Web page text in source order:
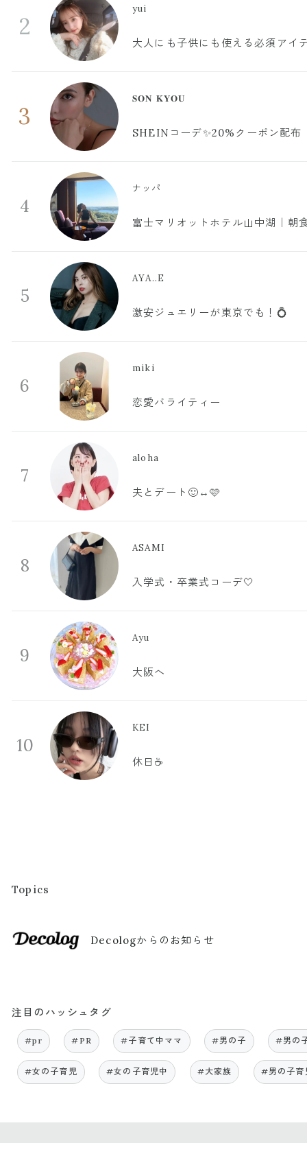
2
yui
大人にも子供にも使える必須アイ
3
𝐒𝐎𝐍 𝐊𝐘𝐎𝐔
SHEINコーデ✨20%クーポン配布
4
ナッパ
富士マリオットホテル山中湖｜朝
5
AYA..E
激安ジュエリーが東京でも！💍
6
miki
恋愛バライティー
7
aloha
夫とデート🙂‍↔️🩷
8
ASAMI
入学式・卒業式コーデ🤍
9
Ayu
大阪へ
10
KEI
休日☕️
Topics
Decologからのお知らせ
注目のハッシュタグ
#pr #PR #子育て中ママ #男の子 #男の
#女の子育児 #女の子育児中 #大家族 #男の子育